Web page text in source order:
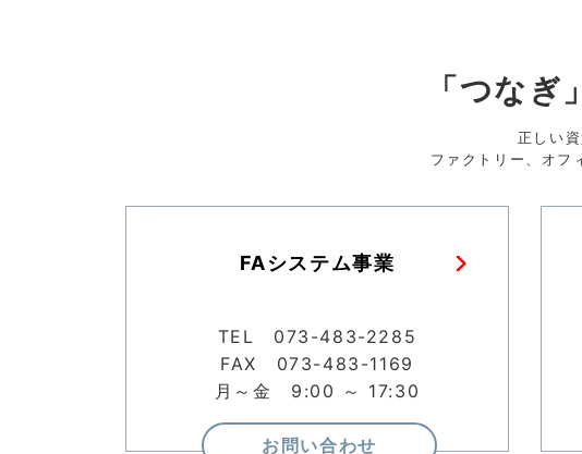
「つな
正しい
ファクトリー、オフ
FAシステム事業
TEL 073-483-2285
FAX 073-483-1169
月～金 9:00 ～ 17:30
お問い合わせ